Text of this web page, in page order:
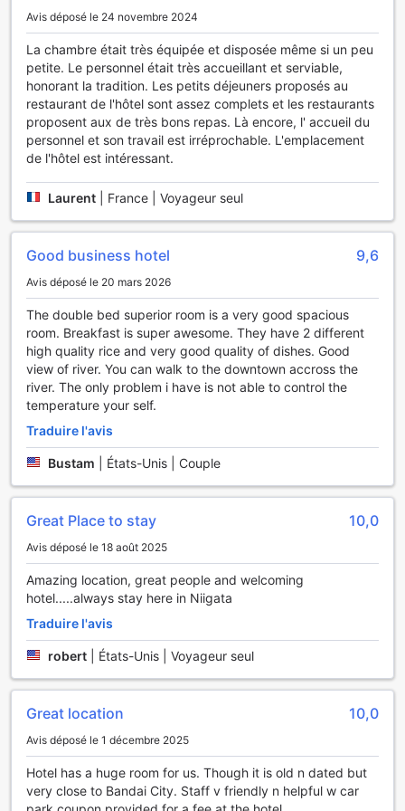
Pour ceux qui recherchent un moment de relaxation ultime,
l'hôtel propose également des services de massage.
Offrez-vous une pause bien-être avec des soins
personnalisés qui apaiseront votre corps et votre esprit.
Que vous choisissiez un massage traditionnel japonais ou
un traitement relaxant, les thérapeutes qualifiés de l'hôtel
vous guideront vers un état de sérénité. À l'Hôtel Okura
Niigata, chaque instant est une invitation à la détente et au
plaisir.
Les Installations Pratiques de l'Hôtel Okura Niigata
L'Hôtel Okura Niigata offre une gamme d'installations
pratiques conçues pour rendre votre séjour aussi agréable
blanchisserie, parfait pour rafraîchir vos vêtements après
une journée d'exploration dans la belle ville de Niigata. De
plus, des coffres-forts sont disponibles pour sécuriser vos
objets de valeur, vous permettant ainsi de vous détendre
sans souci. Le personnel de la conciergerie est également à
votre disposition pour répondre à toutes vos demandes,
que ce soit pour des recommandations locales ou des
réservations de restaurants.
Pour votre confort, l'hôtel dispose d'une zone fumeur
désignée, garantissant un environnement agréable pour
tous les clients. Restez connecté avec le Wi-Fi gratuit
disponible dans toutes les chambres, idéal pour partager
bagages est également proposé, vous permettant de
profiter pleinement de votre dernière journée sans avoir à
vous soucier de vos valises. Enfin, des distributeurs
automatiques sont à votre disposition pour satisfaire vos
petites envies à toute heure, tandis que le service de
ménage quotidien veille à ce que votre espace reste
propre et accueillant durant votre séjour.
L'Hôtel Okura Niigata offre des facilités de transport
exceptionnelles pour assurer un séjour agréable et sans
tracas à ses hôtes. Pour ceux qui préfèrent la commodité
d'un transport direct, un service de taxi est facilement
accessible depuis l'hôtel, vous permettant de rejoindre
rapidement vos destinations préférées dans la ville ou de
Avis déposé le 24 novembre 2024
La chambre était très équipée et disposée même si un peu
petite. Le personnel était très accueillant et serviable,
honorant la tradition. Les petits déjeuners proposés au
restaurant de l'hôtel sont assez complets et les restaurants
proposent aux de très bons repas. Là encore, l' accueil du
personnel et son travail est irréprochable. L'emplacement
de l'hôtel est intéressant.
Laurent France | Voyageur seul
Good business hotel 9,6
Avis déposé le 20 mars 2026
The double bed superior room is a very good spacious
room. Breakfast is super awesome. They have 2 different
high quality rice and very good quality of dishes. Good
view of river. You can walk to the downtown accross the
river. The only problem i have is not able to control the
temperature your self.
Traduire l'avis
Bustam États-Unis | Couple
Great Place to stay 10,0
Avis déposé le 18 août 2025
Amazing location, great people and welcoming
hotel.....always stay here in Niigata
Traduire l'avis
robert États-Unis | Voyageur seul
Great location 10,0
Avis déposé le 1 décembre 2025
Hotel has a huge room for us. Though it is old n dated but
very close to Bandai City. Staff v friendly n helpful w car